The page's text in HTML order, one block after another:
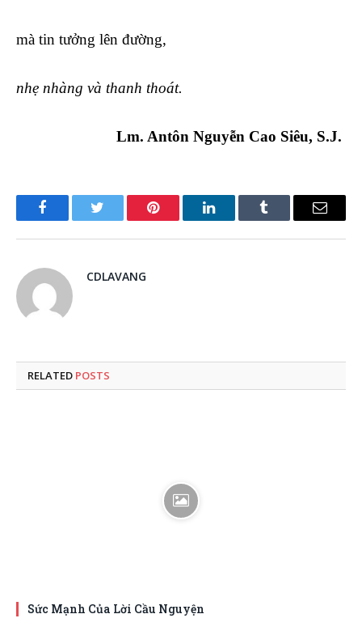
mà tin tưởng lên đường,
nhẹ nhàng và thanh thoát.
Lm. Antôn Nguyễn Cao Siêu, S.J.
FacebookTwitter Pinterest LinkedInTumblr Email
CDLAVANG
RELATED POSTS
Sức Mạnh Của Lời Cầu Nguyện